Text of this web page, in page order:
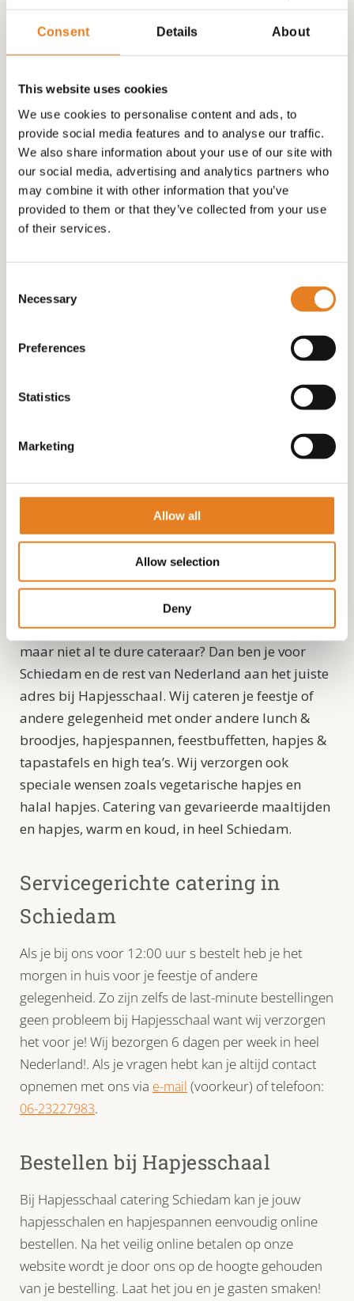
Consent Details About
This website uses cookies
We use cookies to personalise content and ads, to
provide social media features and to analyse our traffic.
We also share information about your use of our site with
our social media, advertising and analytics partners who
may combine it with other information that you’ve
provided to them or that they’ve collected from your use
of their services.
Selection
Necessary
Preferences
Statistics
Marketing
Allow all
Allow selection
Deny
VEGETARISCHE HAPJES ( VEEL MOGELIJKHEDEN )
(20)
WARME HAPJES
Heb je iets te vieren en zoek je een uitstekende,
maar niet al te dure cateraar? Dan ben je voor
Schiedam en de rest van Nederland aan het juiste
adres bij Hapjesschaal. Wij cateren je feestje of
andere gelegenheid met onder andere lunch &
broodjes, hapjespannen, feestbuffetten, hapjes &
tapastafels en high tea’s. Wij verzorgen ook
speciale wensen zoals vegetarische hapjes en
halal hapjes. Catering van gevarieerde maaltijden
en hapjes, warm en koud, in heel Schiedam.
Servicegerichte catering in
Schiedam
Als je bij ons voor 12:00 uur s bestelt heb je het
morgen in huis voor je feestje of andere
gelegenheid. Zo zijn zelfs de last-minute bestellingen
geen probleem bij Hapjesschaal want wij verzorgen
het voor je! Wij bezorgen 6 dagen per week in heel
Nederland!. Als je vragen hebt kan je altijd contact
opnemen met ons via e-mail (voorkeur) of telefoon:
06-23227983.
Bestellen bij Hapjesschaal
Bij Hapjesschaal catering Schiedam kan je jouw
hapjesschalen en hapjespannen eenvoudig online
bestellen. Na het veilig online betalen op onze
website wordt je door ons op de hoogte gehouden
van je bestelling. Laat het jou en je gasten smaken!